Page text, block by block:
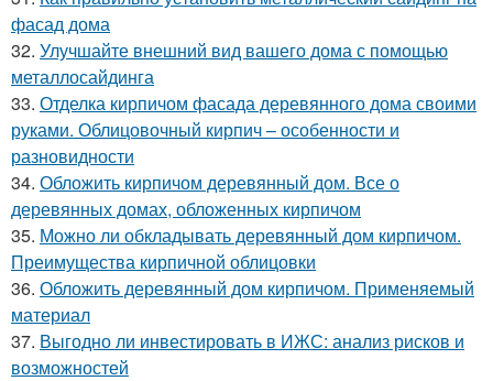
фасад дома
32. Улучшайте внешний вид вашего дома с помощью
металлосайдинга
33. Отделка кирпичом фасада деревянного дома своими
руками. Облицовочный кирпич – особенности и
разновидности
34. Обложить кирпичом деревянный дом. Все о
деревянных домах, обложенных кирпичом
35. Можно ли обкладывать деревянный дом кирпичом.
Преимущества кирпичной облицовки
36. Обложить деревянный дом кирпичом. Применяемый
материал
37. Выгодно ли инвестировать в ИЖС: анализ рисков и
возможностей